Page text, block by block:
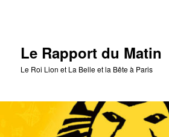
Le Rapport du Matin
Le Roi Lion et La Belle et la Bête à Paris